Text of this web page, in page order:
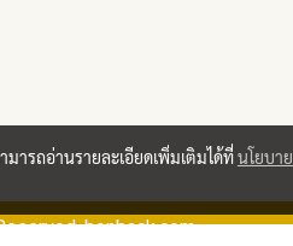
bonback.com
ารถอ่านรายละเอียดเพิ่มเติมได้ที่นโยบาย